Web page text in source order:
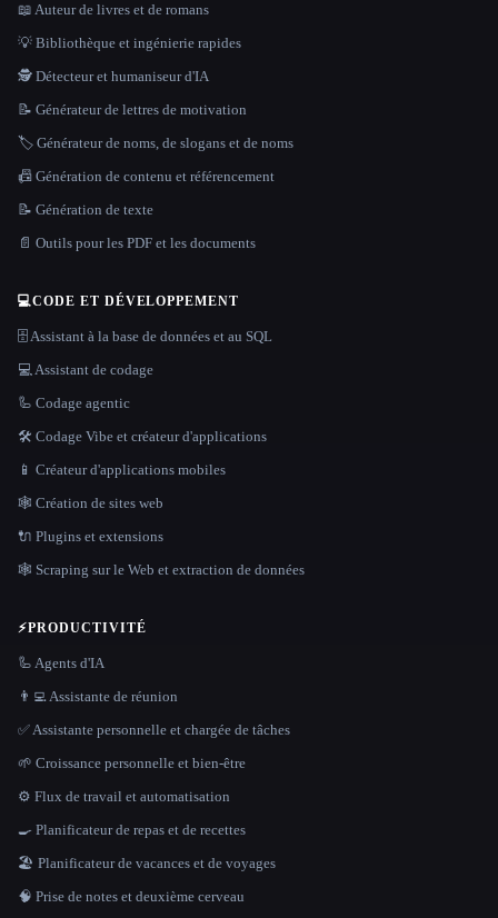
📖 Auteur de livres et de romans
💡 Bibliothèque et ingénierie rapides
🕵️ Détecteur et humaniseur d'IA
📝 Générateur de lettres de motivation
🏷️ Générateur de noms, de slogans et de noms
📠 Génération de contenu et référencement
📝 Génération de texte
📄 Outils pour les PDF et les documents
💻CODE ET DÉVELOPPEMENT
🗄️ Assistant à la base de données et au SQL
💻 Assistant de codage
🦾 Codage agentic
🛠️ Codage Vibe et créateur d'applications
📱 Créateur d'applications mobiles
🕸 Création de sites web
🔌 Plugins et extensions
🕸️ Scraping sur le Web et extraction de données
⚡PRODUCTIVITÉ
🦾 Agents d'IA
👨‍💻 Assistante de réunion
✅ Assistante personnelle et chargée de tâches
🌱 Croissance personnelle et bien-être
⚙️ Flux de travail et automatisation
🍳 Planificateur de repas et de recettes
🏖 Planificateur de vacances et de voyages
🧠 Prise de notes et deuxième cerveau